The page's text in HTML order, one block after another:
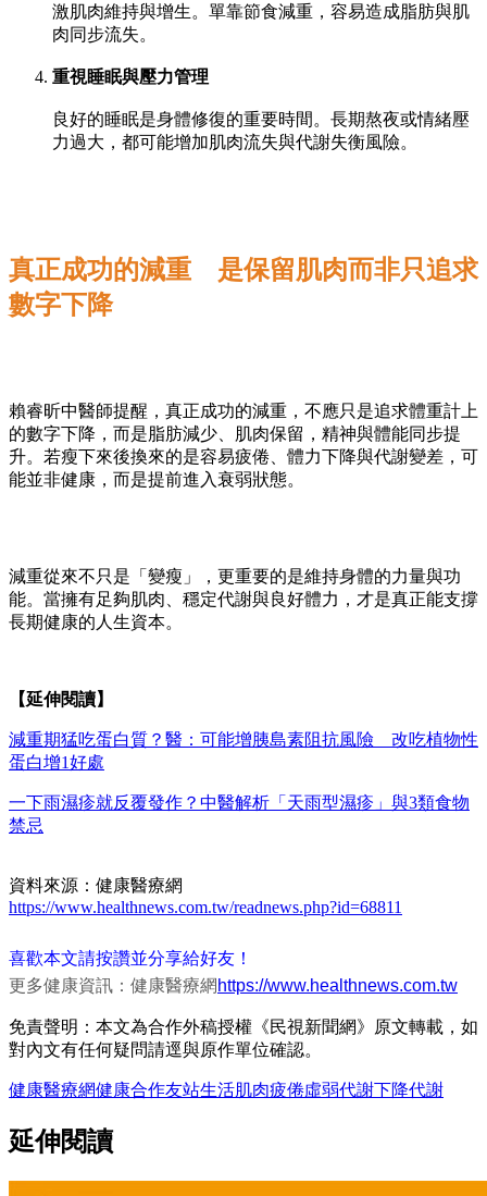
激肌肉維持與增生。單靠節食減重，容易造成脂肪與肌
肉同步流失。
重視睡眠與壓力管理
良好的睡眠是身體修復的重要時間。長期熬夜或情緒壓
力過大，都可能增加肌肉流失與代謝失衡風險。
真正成功的減重 是保留肌肉而非只追求
數字下降
賴睿昕中醫師提醒，真正成功的減重，不應只是追求體重計上
的數字下降，而是脂肪減少、肌肉保留，精神與體能同步提
升。若瘦下來後換來的是容易疲倦、體力下降與代謝變差，可
能並非健康，而是提前進入衰弱狀態。
減重從來不只是「變瘦」，更重要的是維持身體的力量與功
能。當擁有足夠肌肉、穩定代謝與良好體力，才是真正能支撐
長期健康的人生資本。
【延伸閱讀】
減重期猛吃蛋白質？醫：可能增胰島素阻抗風險 改吃植物性
蛋白增1好處
一下雨濕疹就反覆發作？中醫解析「天雨型濕疹」與3類食物
禁忌
資料來源：健康醫療網
https://www.healthnews.com.tw/readnews.php?id=68811
喜歡本文請按讚並分享給好友！
更多健康資訊：健康醫療網 https://www.healthnews.com.tw
免責聲明：本文為合作外稿授權《民視新聞網》原文轉載，如
對內文有任何疑問請逕與原作單位確認。
健康醫療網健康合作友站生活肌肉疲倦虛弱代謝下降代謝
延伸閱讀